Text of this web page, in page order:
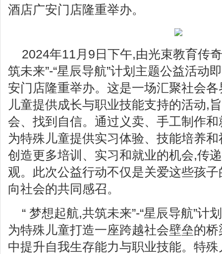
酒店广安门店隆重举办。
2024年11月9日下午,由光束教育传
筑未来”-“星辰导航”计划主题公益活动
安门店隆重举办。这是一场汇聚社会
儿童提供成长与职业技能支持的活动,
会、找到自信。通过义卖、手工制作
为特殊儿童提供实习体验、技能培养
创造更多培训、实习和就业的机会,传
观。此次公益行动不仅是关爱这些孩
向社会的共同感召。
“ 梦想起航,共筑未来”-“星辰导航”计
为特殊儿童打造一座跨越社会壁垒的
中提升自我生存能力与职业技能。特